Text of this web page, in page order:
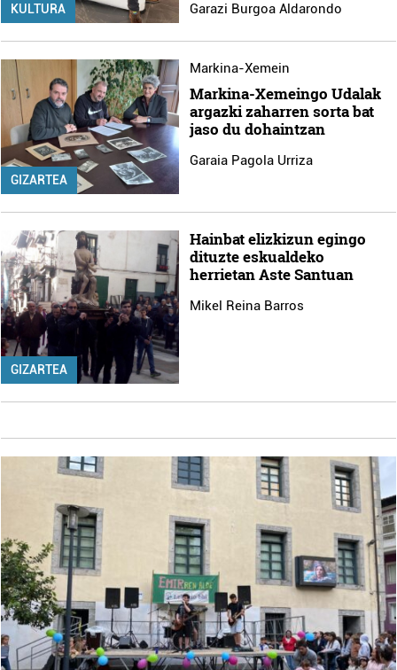
KULTURA Garazi Burgoa Aldarondo
GIZARTEA
Markina-Xemein
Markina-Xemeingo Udalak
argazki zaharren sorta bat
jaso du dohaintzan
Garaia Pagola Urriza
GIZARTEA
Hainbat elizkizun egingo
dituzte eskualdeko
herrietan Aste Santuan
Mikel Reina Barros